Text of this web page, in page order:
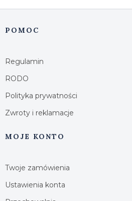
Linki w stopce
POMOC
Regulamin
RODO
Polityka prywatności
Zwroty i reklamacje
MOJE KONTO
Twoje zamówienia
Ustawienia konta